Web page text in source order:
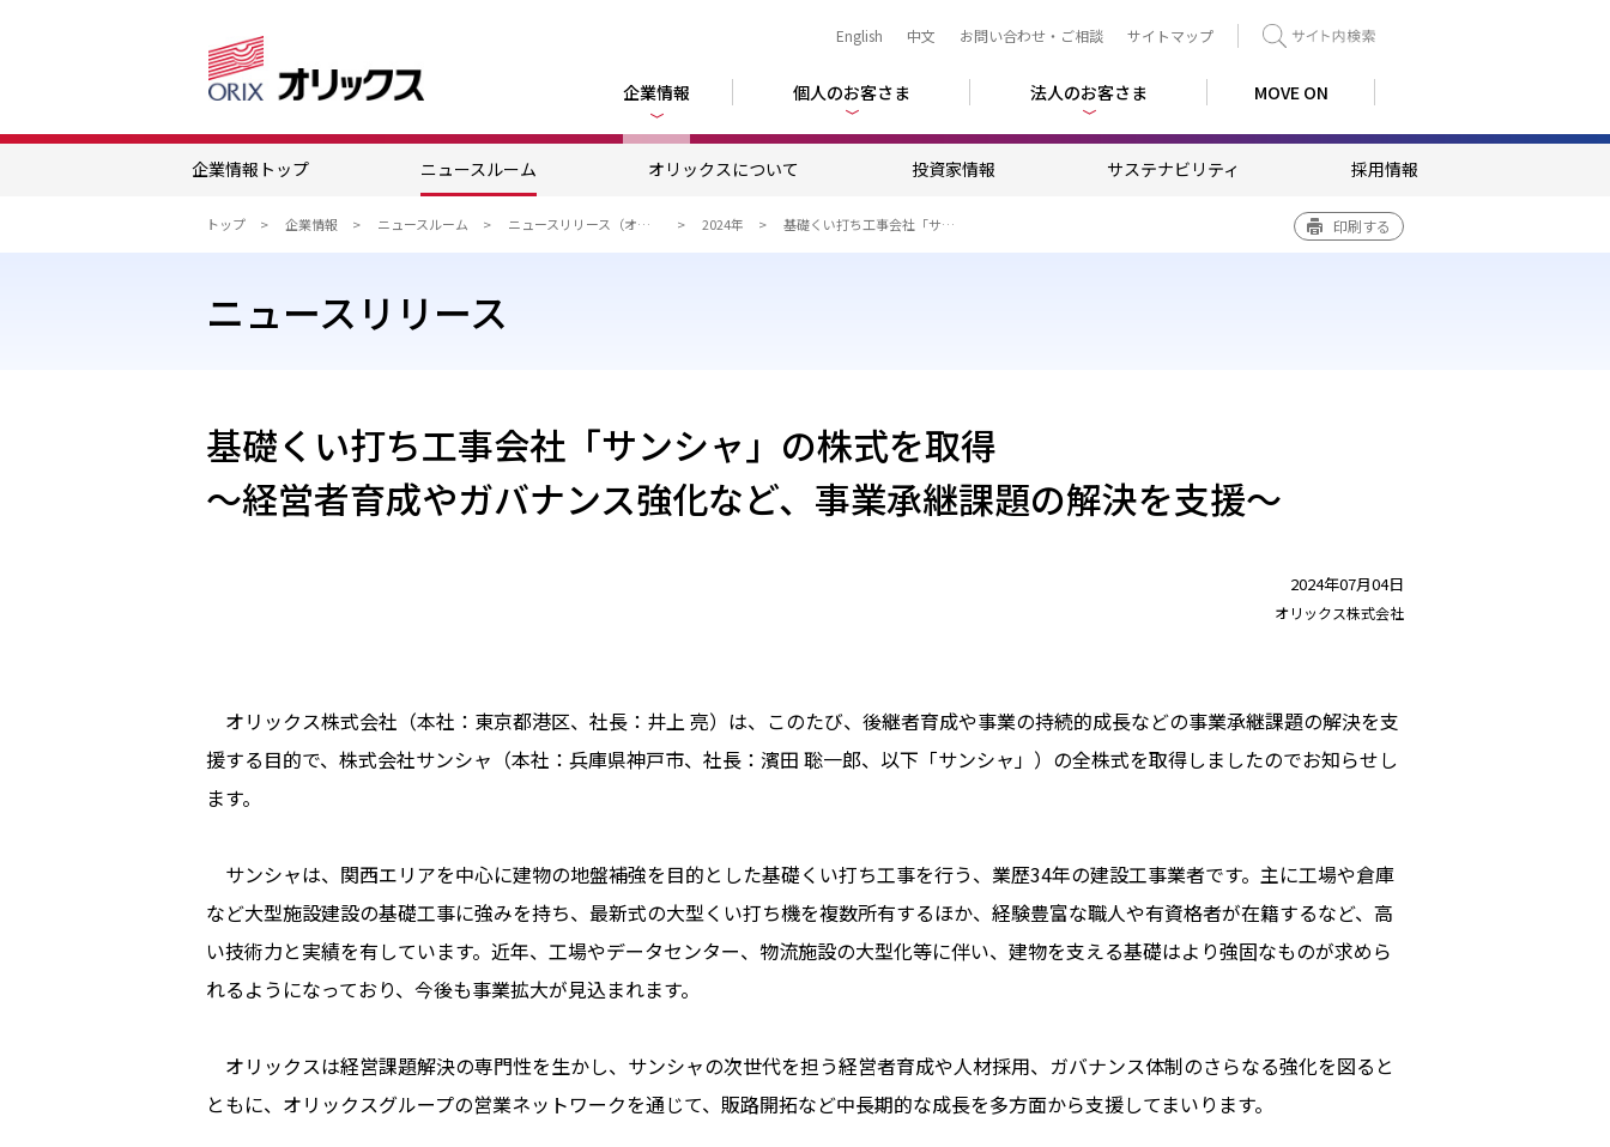
English 中文 お問い合わせ・ご相談 サイトマップ
企業情報 個人のお客さま 法人のお客さま MOVE ON
企業情報トップ ニュースルーム オリックスについて 投資家情報 サステナビリティ 採用情報
トップ 企業情報 ニュースルーム ニュースリリース（オリックス） 2024年 基礎くい打ち工事会社「サンシャ」の株式を取得 印刷する
ニュースリリース
基礎くい打ち工事会社「サンシャ」の株式を取得
～経営者育成やガバナンス強化など、事業承継課題の解決を支援～
2024年07月04日
オリックス株式会社
オリックス株式会社（本社：東京都港区、社長：井上 亮）は、このたび、後継者育成や事業の持続的成長などの事業承継課題の解決を支
援する目的で、株式会社サンシャ（本社：兵庫県神戸市、社長：濱田 聡一郎、以下「サンシャ」）の全株式を取得しましたのでお知らせし
ます。
サンシャは、関西エリアを中心に建物の地盤補強を目的とした基礎くい打ち工事を行う、業歴34年の建設工事業者です。主に工場や倉庫
など大型施設建設の基礎工事に強みを持ち、最新式の大型くい打ち機を複数所有するほか、経験豊富な職人や有資格者が在籍するなど、高
い技術力と実績を有しています。近年、工場やデータセンター、物流施設の大型化等に伴い、建物を支える基礎はより強固なものが求めら
れるようになっており、今後も事業拡大が見込まれます。
オリックスは経営課題解決の専門性を生かし、サンシャの次世代を担う経営者育成や人材採用、ガバナンス体制のさらなる強化を図ると
ともに、オリックスグループの営業ネットワークを通じて、販路開拓など中長期的な成長を多方面から支援してまいります。